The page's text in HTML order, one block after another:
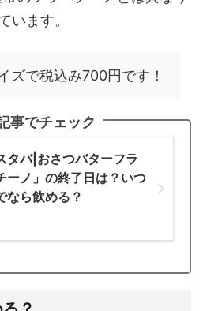
います。
ズで税込み700円です！
事でチェック
タバ|おさつバターフラ
ーノ」の終了日は？いつ
なら飲める？